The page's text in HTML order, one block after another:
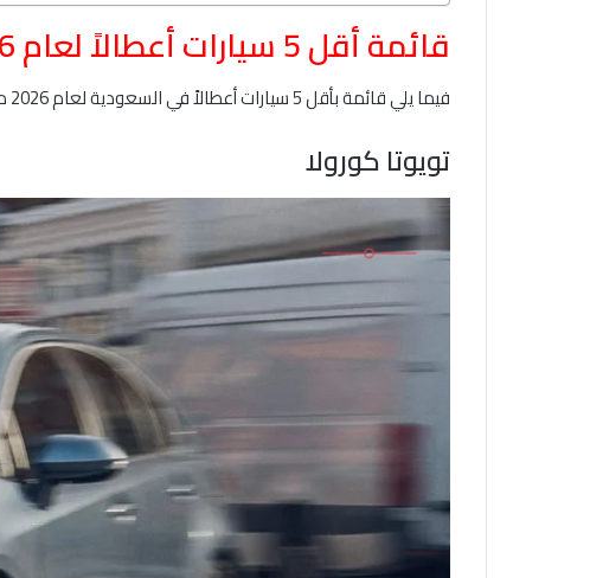
قائمة أقل 5 سيارات أعطالاً لعام 2026 في السعودية
فيما يلي قائمة بأقل 5 سيارات أعطالاً في السعودية لعام 2026 مع أبرز المواصفات الممزة لكل منها والسعر التقريبي لها:
تويوتا كورولا